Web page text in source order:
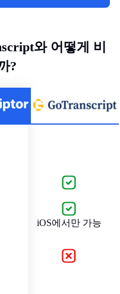
와 어떻게 비
?
iOS에서만 가능